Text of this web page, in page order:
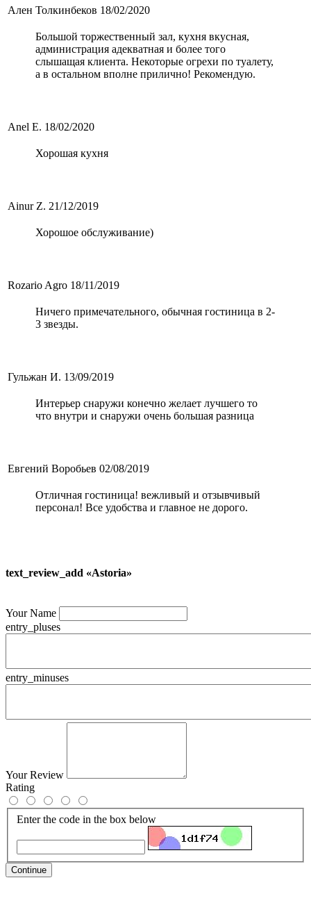
Ален Толкинбеков 18/02/2020
Большой торжественный зал, кухня вкусная,
администрация адекватная и более того
слышащая клиента. Некоторые огрехи по туалету,
а в остальном вполне прилично! Рекомендую.
Anel E. 18/02/2020
Хорошая кухня
Ainur Z. 21/12/2019
Хорошое обслуживание)
Rozario Agro 18/11/2019
Ничего примечательного, обычная гостиница в 2-
3 звезды.
Гульжан И. 13/09/2019
Интерьер снаружи конечно желает лучшего то
что внутри и снаружи очень большая разница
Евгений Воробьев 02/08/2019
Отличная гостиница! вежливый и отзывчивый
персонал! Все удобства и главное не дорого.
text_review_add «Astoria»
Your Name
entry_pluses
entry_minuses
Your Review
Rating
Enter the code in the box below
Continue